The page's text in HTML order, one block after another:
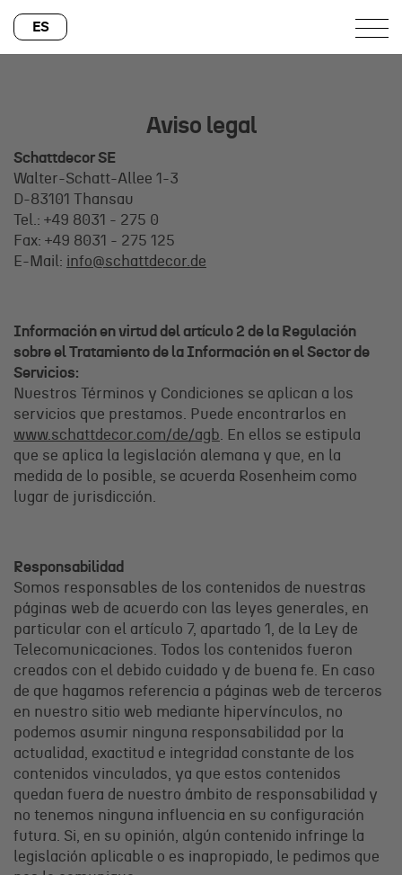
ES
Aviso legal
Schattdecor SE
Walter-Schatt-Allee 1-3
D-83101 Thansau
Tel.: +49 8031 - 275 0
Fax: +49 8031 - 275 125
E-Mail: info@schattdecor.de
Información en virtud del artículo 2 de la Regulación
sobre el Tratamiento de la Información en el Sector de
Servicios:
Nuestros Términos y Condiciones se aplican a los
servicios que prestamos. Puede encontrarlos en
www.schattdecor.com/de/agb . En ellos se estipula
que se aplica la legislación alemana y que, en la
medida de lo posible, se acuerda Rosenheim como
lugar de jurisdicción.
Responsabilidad
Somos responsables de los contenidos de nuestras
páginas web de acuerdo con las leyes generales, en
particular con el artículo 7, apartado 1, de la Ley de
Telecomunicaciones. Todos los contenidos fueron
creados con el debido cuidado y de buena fe. En caso
de que hagamos referencia a páginas web de terceros
en nuestro sitio web mediante hipervínculos, no
podemos asumir ninguna responsabilidad por la
actualidad, exactitud e integridad constante de los
contenidos vinculados, ya que estos contenidos
quedan fuera de nuestro ámbito de responsabilidad y
no tenemos ninguna influencia en su configuración
futura. Si, en su opinión, algún contenido infringe la
legislación aplicable o es inapropiado, le pedimos que